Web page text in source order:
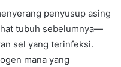
penyusup asing
tubuh sebelumnya—
sel yang terinfeksi.
mana yang